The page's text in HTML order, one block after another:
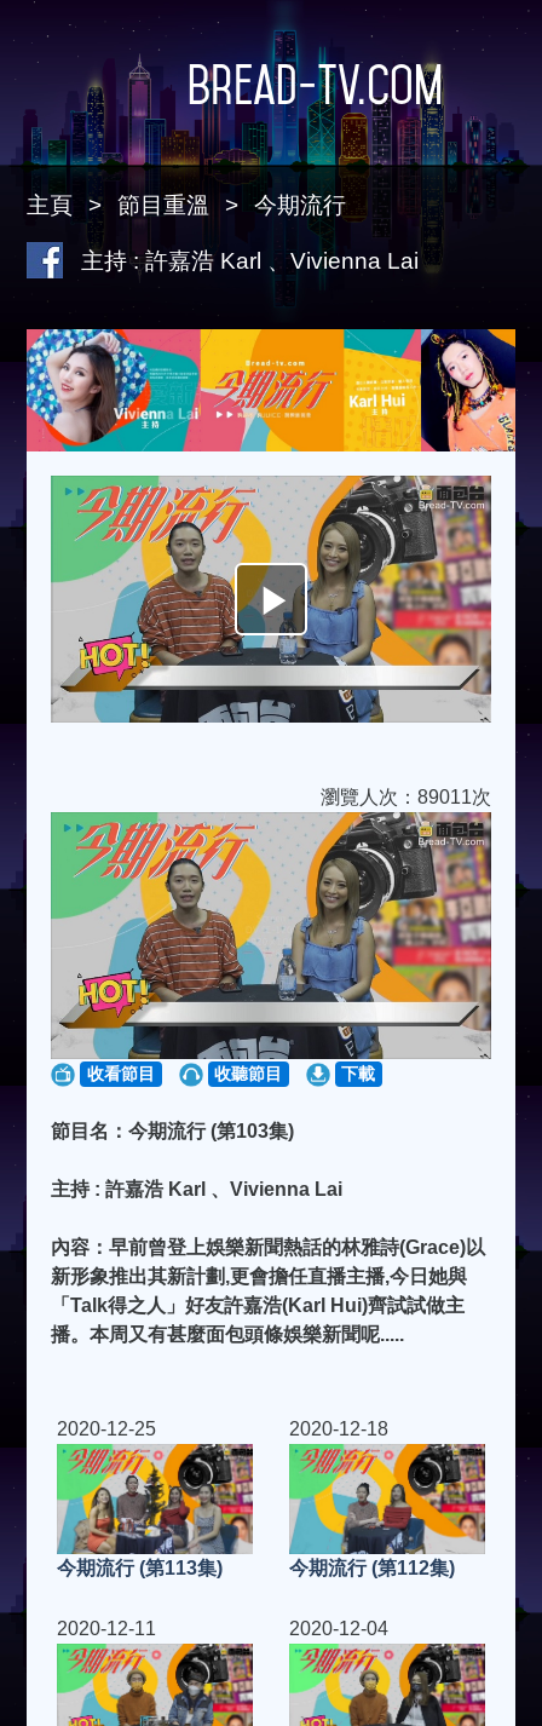
Bread-TV.com
主頁 節目重溫 今期流行
主持 : 許嘉浩 Karl 、Vivienna Lai
Play
Video
瀏覽人次：89011次
收看節目 收聽節目 下載
節目名：今期流行 (第103集)
主持 : 許嘉浩 Karl 、Vivienna Lai
內容：早前曾登上娛樂新聞熱話的林雅詩(Grace)以
新形象推出其新計劃,更會擔任直播主播,今日她與
「Talk得之人」好友許嘉浩(Karl Hui)齊試試做主
播。本周又有甚麼面包頭條娛樂新聞呢.....
2020-12-25
今期流行 (第113集)
2020-12-18
今期流行 (第112集)
2020-12-11 2020-12-04